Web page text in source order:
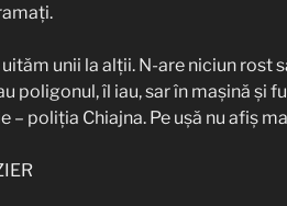
unii la alții. N-are niciun rost
poligonul, îl iau, sar în mașină și
– poliția Chiajna. Pe ușă nu afiș